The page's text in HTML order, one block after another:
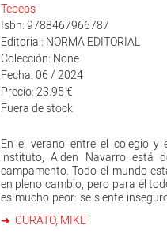
Tebeos
Isbn: 9788467966787
Editorial: NORMA EDITORIAL
Colección: None
Fecha: 06 / 2024
Precio: 23.95 €
Fuera de stock
En el verano entre el colegio y
instituto, Aiden Navarro está
campamento. Todo el mundo
en pleno cambio, pero para él
es mucho peor: se siente
para colmo, no para de pensar en
CURATO, MIKE